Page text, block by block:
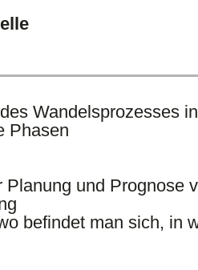
Wandelsprozesses in
Phasen
Planung und Prognose
befindet man sich, in